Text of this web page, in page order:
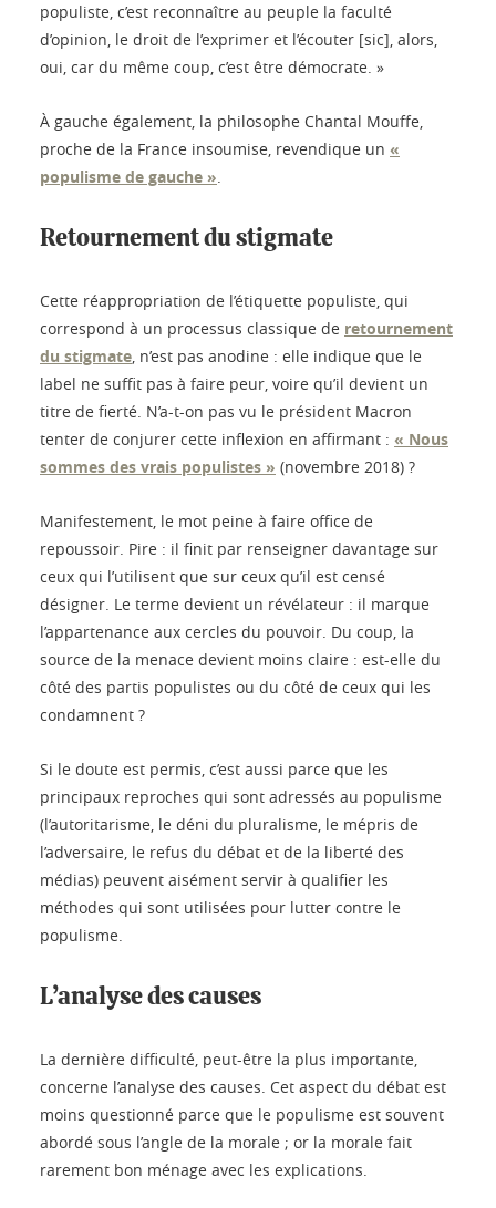
populiste, c’est reconnaître au peuple la faculté
d’opinion, le droit de l’exprimer et l’écouter [sic], alors,
oui, car du même coup, c’est être démocrate. »
À gauche également, la philosophe Chantal Mouffe,
proche de la France insoumise, revendique un «
populisme de gauche ».
Retournement du stigmate
Cette réappropriation de l’étiquette populiste, qui
correspond à un processus classique de retournement
du stigmate, n’est pas anodine : elle indique que le
label ne suffit pas à faire peur, voire qu’il devient un
titre de fierté. N’a-t-on pas vu le président Macron
tenter de conjurer cette inflexion en affirmant : « Nous
sommes des vrais populistes » (novembre 2018) ?
Manifestement, le mot peine à faire office de
repoussoir. Pire : il finit par renseigner davantage sur
ceux qui l’utilisent que sur ceux qu’il est censé
désigner. Le terme devient un révélateur : il marque
l’appartenance aux cercles du pouvoir. Du coup, la
source de la menace devient moins claire : est-elle du
côté des partis populistes ou du côté de ceux qui les
condamnent ?
Si le doute est permis, c’est aussi parce que les
principaux reproches qui sont adressés au populisme
(l’autoritarisme, le déni du pluralisme, le mépris de
l’adversaire, le refus du débat et de la liberté des
médias) peuvent aisément servir à qualifier les
méthodes qui sont utilisées pour lutter contre le
populisme.
L’analyse des causes
La dernière difficulté, peut-être la plus importante,
concerne l’analyse des causes. Cet aspect du débat est
moins questionné parce que le populisme est souvent
abordé sous l’angle de la morale ; or la morale fait
rarement bon ménage avec les explications.